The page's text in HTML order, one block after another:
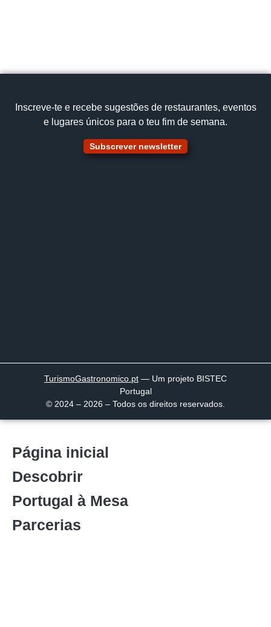
Inscreve‑te e recebe sugestões de restaurantes, eventos
e lugares únicos para o teu fim de semana.
Subscrever newsletter
TurismoGastronomico .pt — Um projeto BISTEC
Portugal
© 2024 – 2026 – Todos os direitos reservados.
Página inicial
Descobrir
Portugal à Mesa
Parcerias